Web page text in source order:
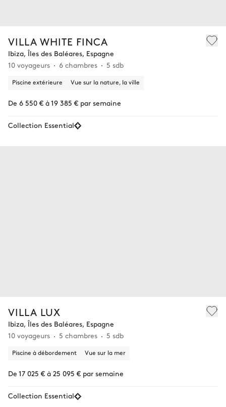
VILLA WHITE FINCA
Ibiza, Îles des Baléares, Espagne
10 voyageurs
6 chambres 5 sdb
Piscine extérieure Vue sur la nature, la ville
De 6 550 € à 19 385 € par semaine
Collection Essential
VILLA LUX
Ibiza, Îles des Baléares, Espagne
10 voyageurs
5 chambres 5 sdb
Piscine à débordement Vue sur la mer
De 17 025 € à 25 095 € par semaine
Collection Essential